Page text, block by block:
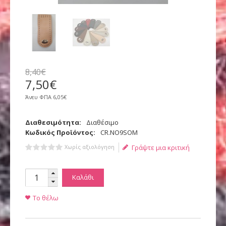
8,40€
7,50€
Άνευ ΦΠΑ 6,05€
Διαθεσιμότητα:
Διαθέσιμο
Κωδικός Προϊόντος:
CR.NO9SOM
Χωρίς αξιολόγηση Γράψτε μια κριτική
Καλάθι
Το θέλω